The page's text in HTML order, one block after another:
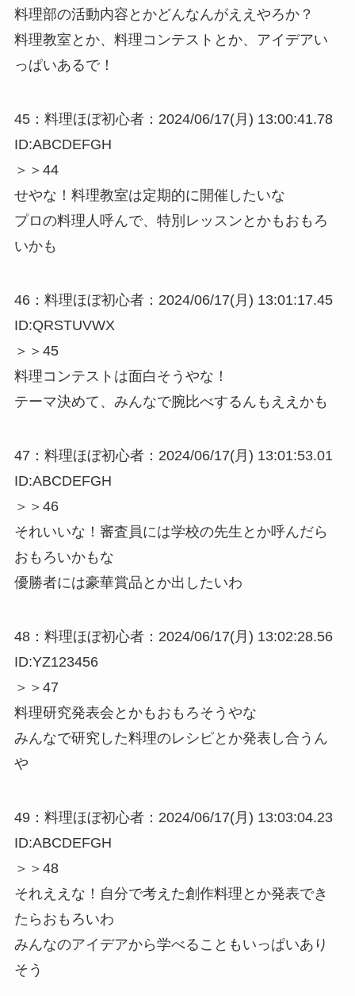
料理部の活動内容とかどんなんがええやろか？
料理教室とか、料理コンテストとか、アイデアい
っぱいあるで！
45：料理ほぼ初心者：2024/06/17(月) 13:00:41.78
ID:ABCDEFGH
＞＞44
せやな！料理教室は定期的に開催したいな
プロの料理人呼んで、特別レッスンとかもおもろ
いかも
46：料理ほぼ初心者：2024/06/17(月) 13:01:17.45
ID:QRSTUVWX
＞＞45
料理コンテストは面白そうやな！
テーマ決めて、みんなで腕比べするんもええかも
47：料理ほぼ初心者：2024/06/17(月) 13:01:53.01
ID:ABCDEFGH
＞＞46
それいいな！審査員には学校の先生とか呼んだら
おもろいかもな
優勝者には豪華賞品とか出したいわ
48：料理ほぼ初心者：2024/06/17(月) 13:02:28.56
ID:YZ123456
＞＞47
料理研究発表会とかもおもろそうやな
みんなで研究した料理のレシピとか発表し合うん
や
49：料理ほぼ初心者：2024/06/17(月) 13:03:04.23
ID:ABCDEFGH
＞＞48
それええな！自分で考えた創作料理とか発表でき
たらおもろいわ
みんなのアイデアから学べることもいっぱいあり
そう